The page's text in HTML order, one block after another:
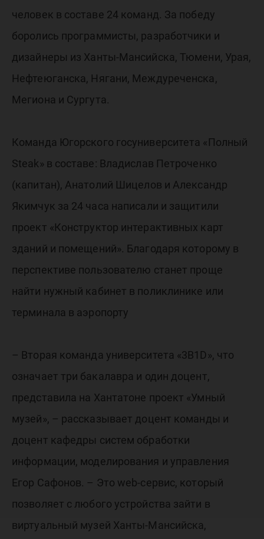
человек в составе 24 команд. За победу
боролись программисты, разработчики и
дизайнеры из Ханты-Мансийска, Тюмени, Урая,
Нефтеюганска, Нягани, Междуреченска,
Мегиона и Сургута.
Команда Югорского госуниверситета «Полный
Steak» в составе: Владислав Петроченко
(капитан), Анатолий Шицелов и Александр
Якимчук за 24 часа написали и защитили
проект «Конструктор интерактивных карт
зданий и помещений». Благодаря которому в
перспективе пользователю станет проще
найти нужный кабинет в поликлинике или
терминала в аэропорту
– Вторая команда университета «3В1D», что
означает три бакалавра и один доцент,
представила на Хантатоне проект «Умный
музей», – рассказывает доцент команды и
доцент кафедры систем обработки
информации, моделирования и управления
Егор Сафонов. – Это web-сервис, который
позволяет с любого устройства зайти в
виртуальный музей Ханты-Мансийска,